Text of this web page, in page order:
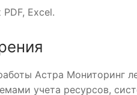
Excel.
Астра Мониторинг
учета ресурсов,